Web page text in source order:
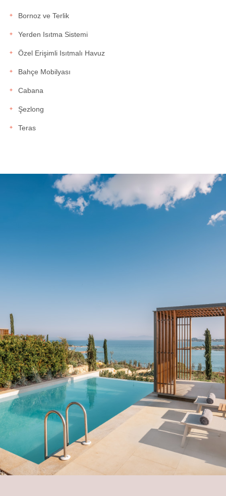
Bornoz ve Terlik
Yerden Isıtma Sistemi
Özel Erişimli Isıtmalı Havuz
Bahçe Mobilyası
Cabana
Şezlong
Teras